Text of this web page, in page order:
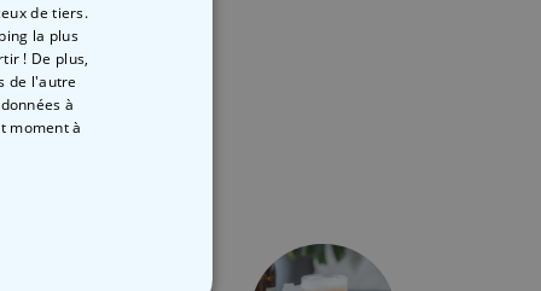
de tiers.
la plus
! De plus,
de l'autre
à
moment à